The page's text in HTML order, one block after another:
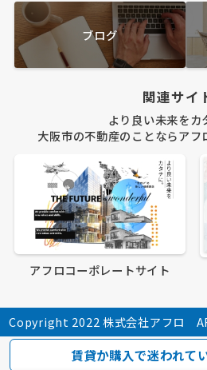
ブログ
関連サイ
より良い未来をカ
大阪市の不動産のことならアフ
アフロコーポレートサイト
Copyright 2022 株式会社アフロ
賃貸か購入で迷われて